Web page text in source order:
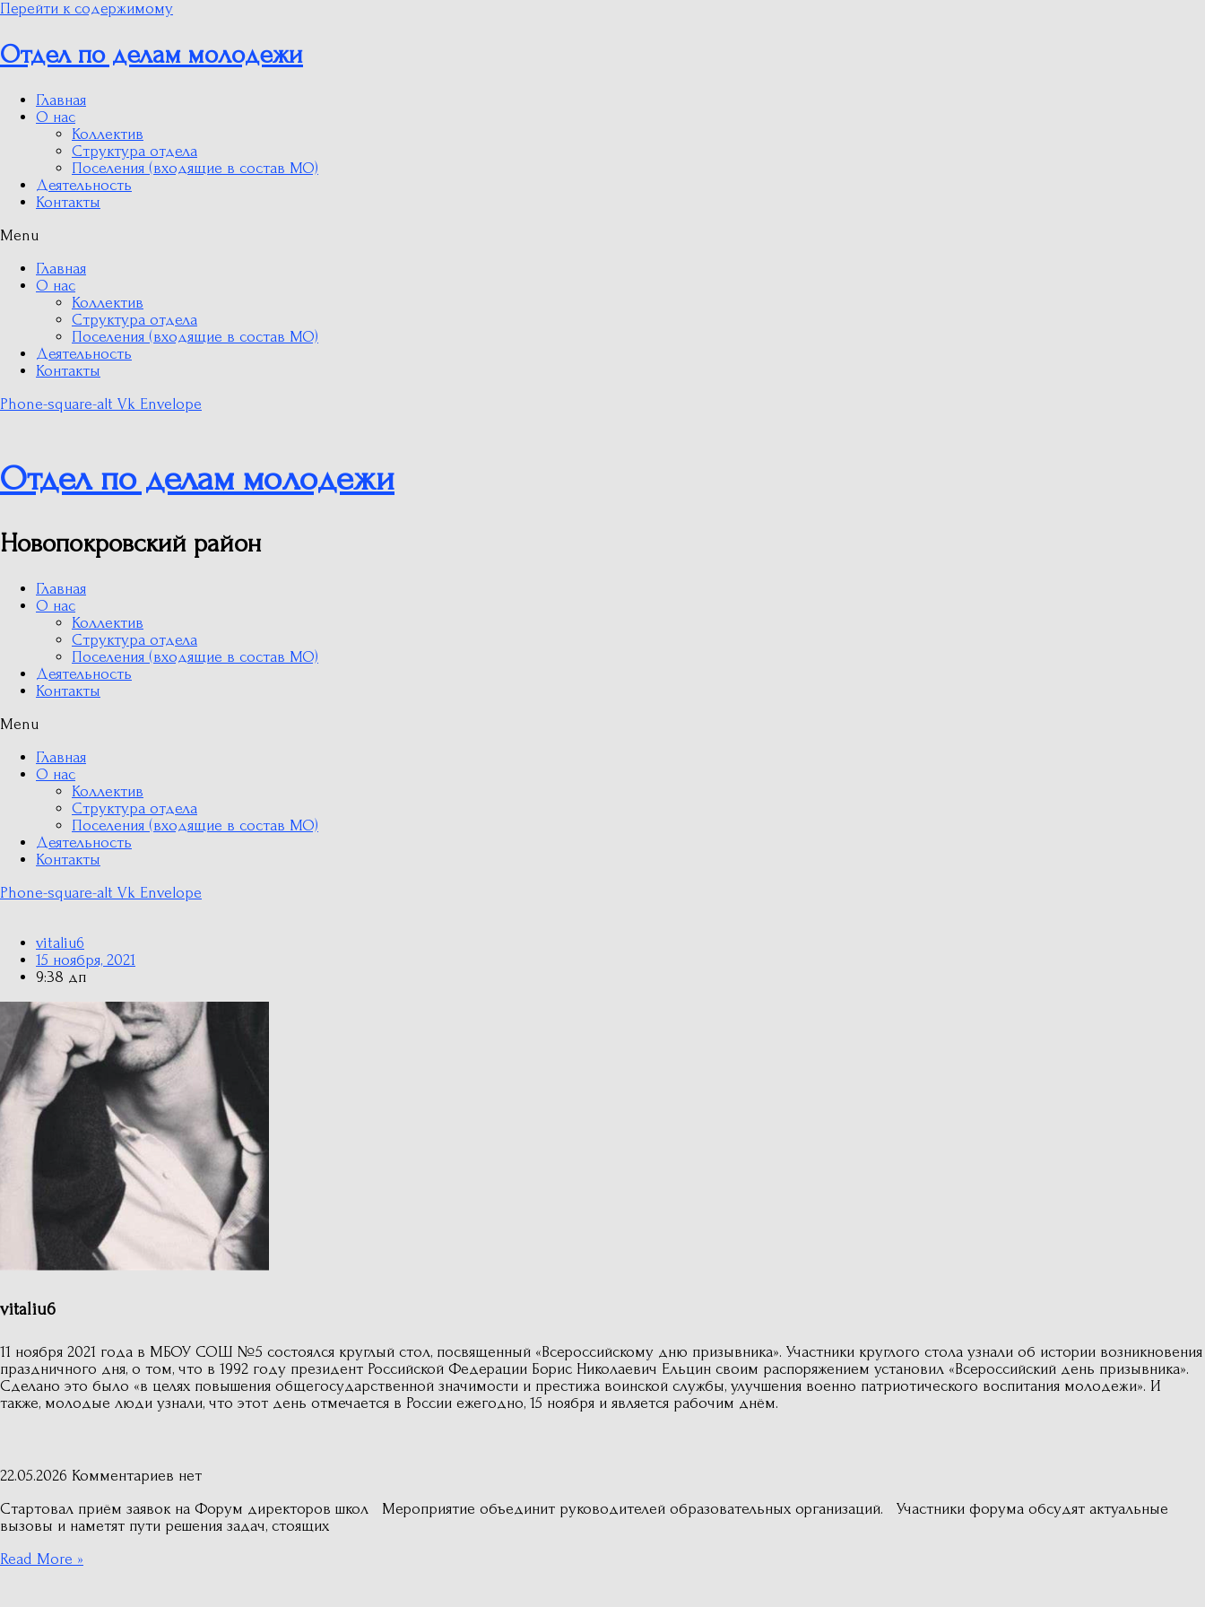
Перейти к содержимому
Отдел по делам молодежи
Главная
О нас
Коллектив
Структура отдела
Поселения (входящие в состав МО)
Деятельность
Контакты
Menu
Главная
О нас
Коллектив
Структура отдела
Поселения (входящие в состав МО)
Деятельность
Контакты
Phone-square-alt Vk Envelope
Отдел по делам молодежи
Новопокровский район
Главная
О нас
Коллектив
Структура отдела
Поселения (входящие в состав МО)
Деятельность
Контакты
Menu
Главная
О нас
Коллектив
Структура отдела
Поселения (входящие в состав МО)
Деятельность
Контакты
Phone-square-alt Vk Envelope
vitaliu6
15 ноября, 2021
9:38 дп
vitaliu6
11 ноября 2021 года в МБОУ СОШ №5 состоялся круглый стол, посвященный «Всероссийскому дню призывника». Участники круглого стола узнали об истории возникновения
праздничного дня, о том, что в 1992 году президент Российской Федерации Борис Николаевич Ельцин своим распоряжением установил «Всероссийский день призывника».
Сделано это было «в целях повышения общегосударственной значимости и престижа воинской службы, улучшения военно патриотического воспитания молодежи». И
также, молодые люди узнали, что этот день отмечается в России ежегодно, 15 ноября и является рабочим днём.
22.05.2026 Комментариев нет
Стартовал приём заявок на Форум директоров школ Мероприятие объединит руководителей образовательных организаций. Участники форума обсудят актуальные
вызовы и наметят пути решения задач, стоящих
Read More »